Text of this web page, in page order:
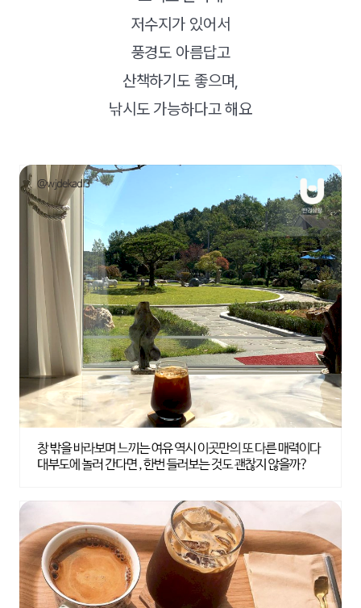
저수지가 있어서
풍경도 아름답고
산책하기도 좋으며,
낚시도 가능하다고 해요